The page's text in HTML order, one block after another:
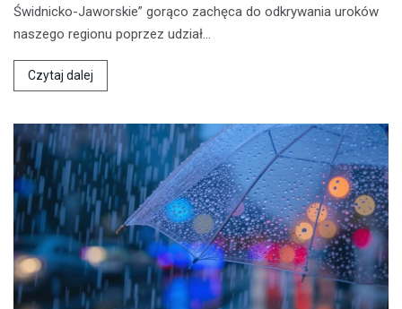
Świdnicko-Jaworskie” gorąco zachęca do odkrywania uroków
naszego regionu poprzez udział…
Czytaj dalej